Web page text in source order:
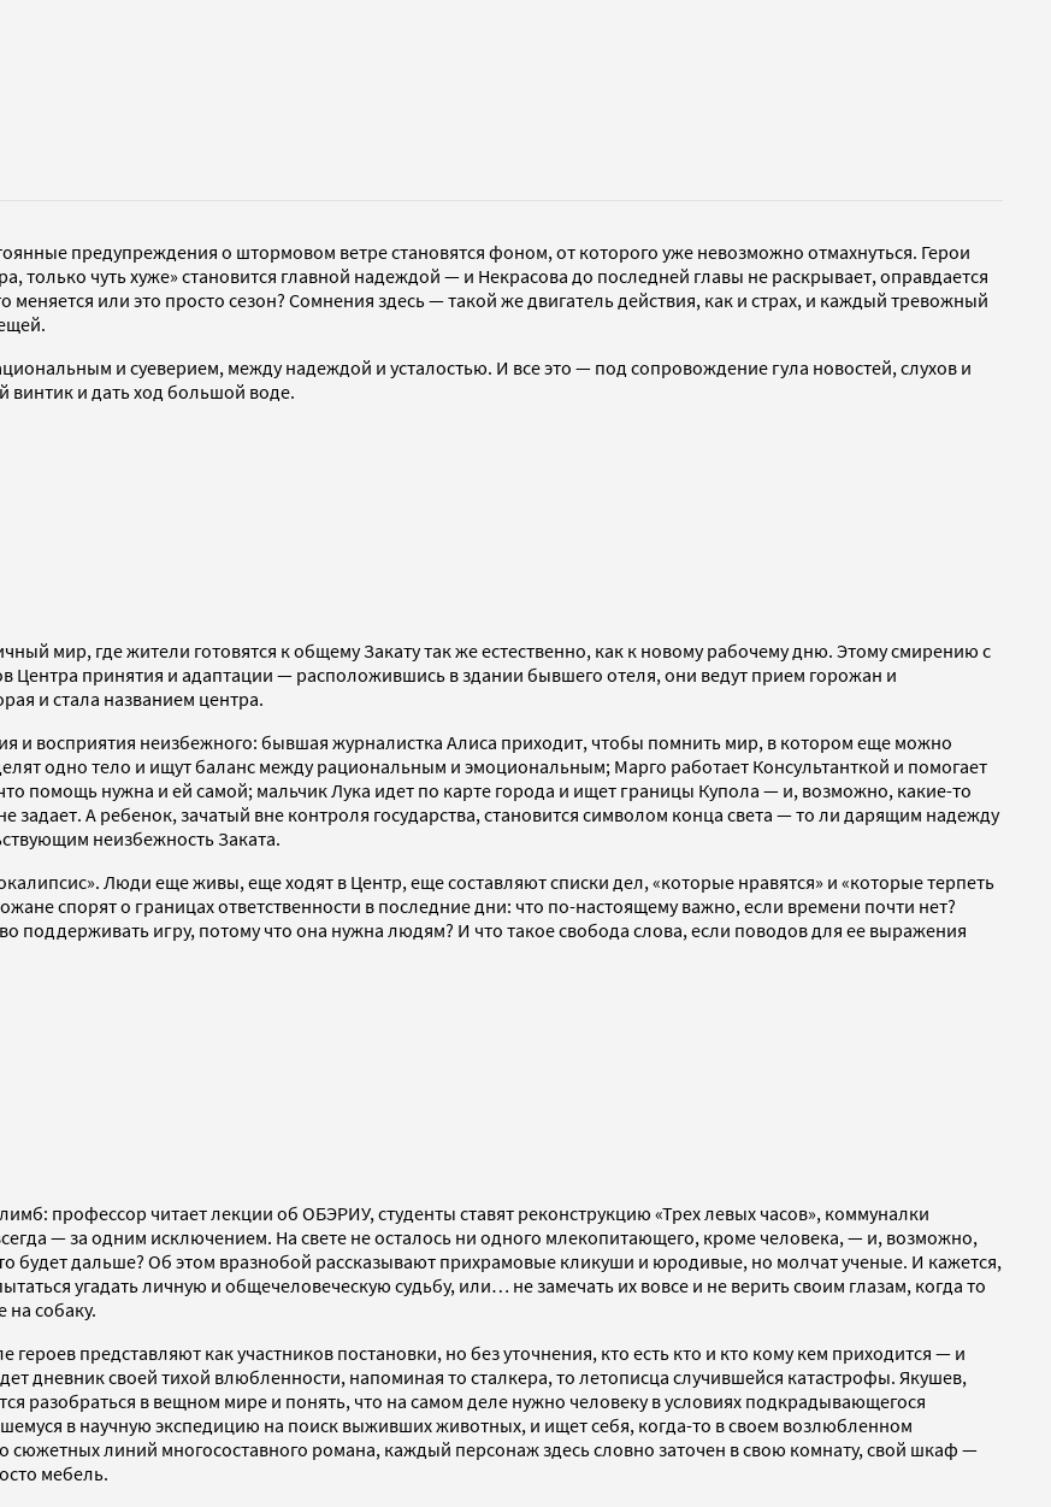
предупреждения о штормовом ветре становятся фоном, от которого уже невозможно отмахнуться. Герои
только чуть хуже» становится главной надеждой — и Некрасова до последней главы не раскрывает, оправдается
меняется или это просто сезон? Сомнения здесь — такой же двигатель действия, как и страх, и каждый тревожный
и суеверием, между надеждой и усталостью. И все это — под сопровождение гула новостей, слухов и
и дать ход большой воде.
мир, где жители готовятся к общему Закату так же естественно, как к новому рабочему дню. Этому смирению с
Центра принятия и адаптации — расположившись в здании бывшего отеля, они ведут прием горожан и
и стала названием центра.
и восприятия неизбежного: бывшая журналистка Алиса приходит, чтобы помнить мир, в котором еще можно
одно тело и ищут баланс между рациональным и эмоциональным; Марго работает Консультанткой и помогает
помощь нужна и ей самой; мальчик Лука идет по карте города и ищет границы Купола — и, возможно, какие-то
А ребенок, зачатый вне контроля государства, становится символом конца света — то ли дарящим надежду
неизбежность Заката.
Люди еще живы, еще ходят в Центр, еще составляют списки дел, «которые нравятся» и «которые терпеть
спорят о границах ответственности в последние дни: что по-настоящему важно, если времени почти нет?
поддерживать игру, потому что она нужна людям? И что такое свобода слова, если поводов для ее выражения
профессор читает лекции об ОБЭРИУ, студенты ставят реконструкцию «Трех левых часов», коммуналки
— за одним исключением. На свете не осталось ни одного млекопитающего, кроме человека, — и, возможно,
будет дальше? Об этом вразнобой рассказывают прихрамовые кликуши и юродивые, но молчат ученые. И кажется,
угадать личную и общечеловеческую судьбу, или… не замечать их вовсе и не верить своим глазам, когда то
на собаку.
представляют как участников постановки, но без уточнения, кто есть кто и кто кому кем приходится — и
дневник своей тихой влюбленности, напоминая то сталкера, то летописца случившейся катастрофы. Якушев,
разобраться в вещном мире и понять, что на самом деле нужно человеку в условиях подкрадывающегося
в научную экспедицию на поиск выживших животных, и ищет себя, когда-то в своем возлюбленном
сюжетных линий многосоставного романа, каждый персонаж здесь словно заточен в свою комнату, свой шкаф —
мебель.